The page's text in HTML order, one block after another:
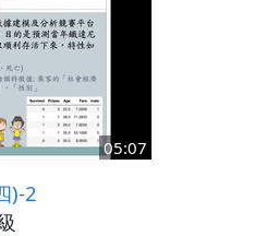
05:07
)-2